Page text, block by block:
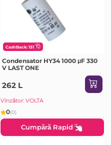
CashBack: 131
Condensator HY34 1000 μF 330
V LAST ONE
262 L
Vînzător: VOLTA
0(0)
Cumpără Rapid